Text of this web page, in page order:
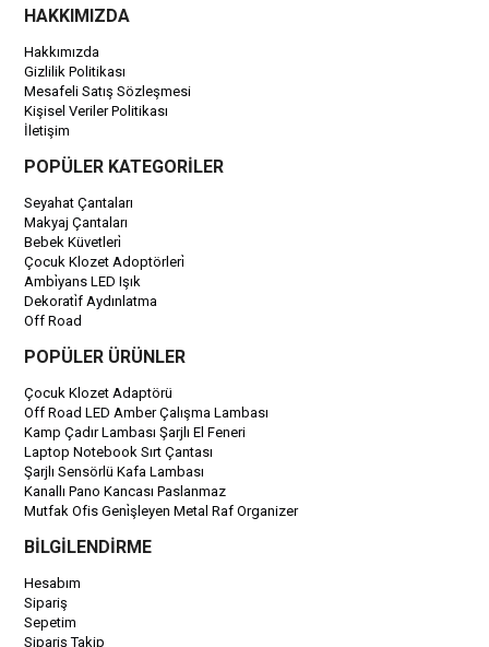
HAKKIMIZDA
Hakkımızda
Gizlilik Politikası
Mesafeli Satış Sözleşmesi
Kişisel Veriler Politikası
İletişim
POPÜLER KATEGORİLER
Seyahat Çantaları
Makyaj Çantaları
Bebek Küvetleri̇
Çocuk Klozet Adoptörleri̇
Ambi̇yans LED Işık
Dekorati̇f Aydınlatma
Off Road
POPÜLER ÜRÜNLER
Çocuk Klozet Adaptörü
Off Road LED Amber Çalışma Lambası
Kamp Çadır Lambası Şarjlı El Feneri
Laptop Notebook Sırt Çantası
Şarjlı Sensörlü Kafa Lambası
Kanallı Pano Kancası Paslanmaz
Mutfak Ofis Geni̇şleyen Metal Raf Organizer
BİLGİLENDİRME
Hesabım
Sipariş
Sepetim
Sipariş Takip